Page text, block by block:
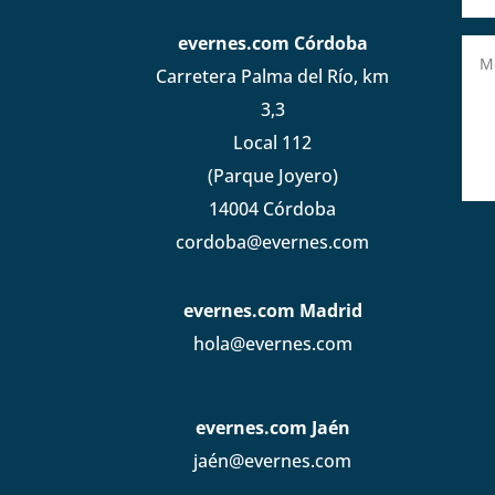
evernes.com Córdoba
Carretera Palma del Río, km
3,3
Local 112
(Parque Joyero)
14004 Córdoba
cordoba@evernes.com
evernes.com Madrid
hola@evernes.com
evernes.com Jaén
jaén@evernes.com